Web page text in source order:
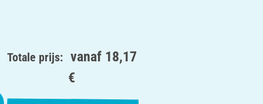
Totale prijs: vanaf 18,17
€